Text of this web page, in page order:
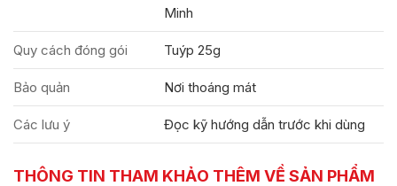
Minh
Quy cách đóng gói Tuýp 25g
Bảo quản Nơi thoáng mát
Các lưu ý Đọc kỹ hướng dẫn trước khi dùng
THÔNG TIN THAM KHẢO THÊM VỀ SẢN PHẨM